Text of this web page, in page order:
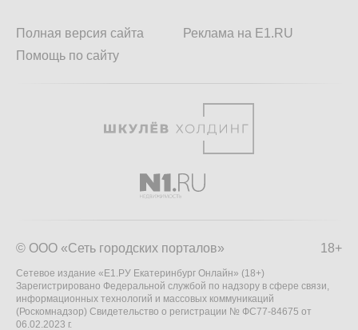
Полная версия сайта
Помощь по сайту
Реклама на E1.RU
18+
© ООО «Сеть городских порталов»
Сетевое издание «Е1.РУ Екатеринбург Онлайн» (18+)
Зарегистрировано Федеральной службой по надзору в сфере связи,
информационных технологий и массовых коммуникаций
(Роскомнадзор) Свидетельство о регистрации № ФС77-84675 от
06.02.2023 г.